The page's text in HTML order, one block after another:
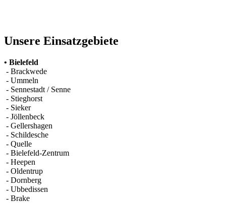
Unsere Einsatzgebiete
• Bielefeld
- Brackwede
- Ummeln
- Sennestadt / Senne
- Stieghorst
- Sieker
- Jöllenbeck
- Gellershagen
- Schildesche
- Quelle
- Bielefeld-Zentrum
- Heepen
- Oldentrup
- Dornberg
- Ubbedissen
- Brake